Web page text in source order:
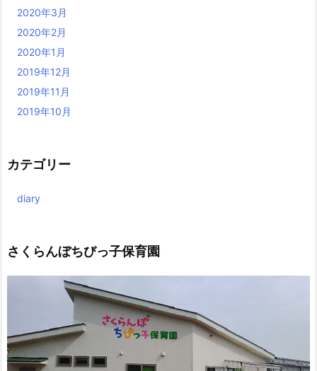
2020年3月
2020年2月
2020年1月
2019年12月
2019年11月
2019年10月
カテゴリー
diary
さくらんぼちびっ子保育園